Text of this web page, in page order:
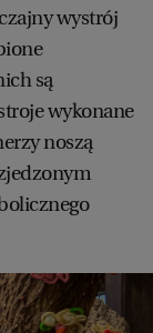
wystrój
są
wykonane
noszą